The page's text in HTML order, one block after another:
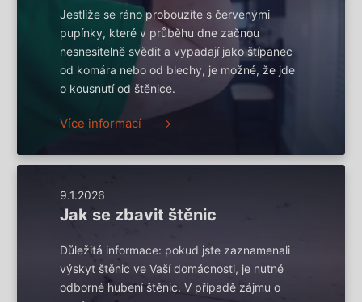
Jestliže se ráno probouzíte s červenými
pupínky, které v průběhu dne začnou
nesnesitelně svědit a vypadají jako štípanec
od komára nebo od blechy, je možné, že jde
o kousnutí od štěnice.
Více informací
9.1.2026
Jak se zbavit štěnic
Důležitá informace: pokud jste zaznamenali
výskyt štěnic ve Vaší domácnosti, je nutné
odborné hubení štěnic. V případě zájmu o